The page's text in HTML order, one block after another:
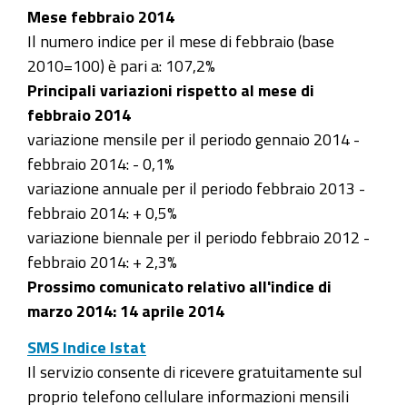
Mese febbraio 2014
Il numero indice per il mese di febbraio (base
2010=100) è pari a: 107,2%
Principali variazioni rispetto al mese di
febbraio 2014
variazione mensile per il periodo gennaio 2014 -
febbraio 2014: - 0,1%
variazione annuale per il periodo febbraio 2013 -
febbraio 2014: + 0,5%
variazione biennale per il periodo febbraio 2012 -
febbraio 2014: + 2,3%
Prossimo comunicato relativo all'indice di
marzo 2014: 14 aprile 2014
SMS Indice Istat
Il servizio consente di ricevere gratuitamente sul
proprio telefono cellulare informazioni mensili